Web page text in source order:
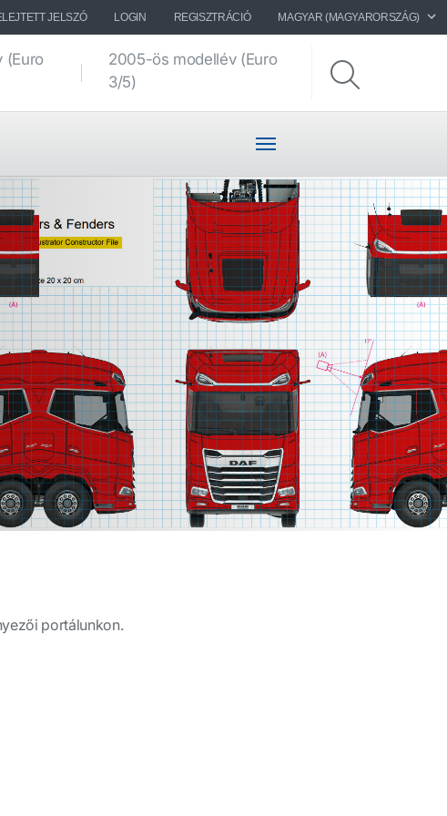
JELSZÓ LOGIN REGISZTRÁCIÓ MAGYAR (MAGYARORSZÁG)
(Euro
2005-ös modellév (Euro
3/5)
Alvázrajzok
portálunkon.